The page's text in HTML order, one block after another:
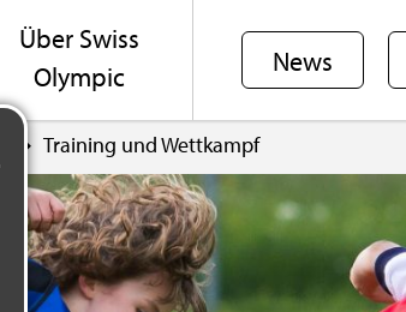
Über Swiss
Olym­pic
News
Trai­ning und Wett­kampf